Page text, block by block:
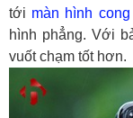
tới màn hình cong
hình phẳng. Với
vuốt chạm tốt hơn.